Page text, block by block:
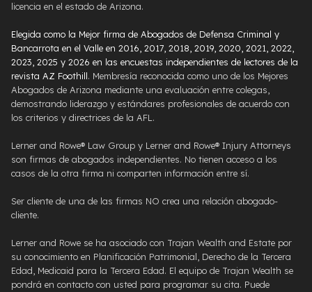
licencia en el estado de Arizona.
Elegida como la Mejor firma de Abogados de Defensa Criminal y
Bancarrota en el Valle en 2016, 2017, 2018, 2019, 2020, 2021, 2022,
2023, 2025 y 2026 en las encuestas independientes de lectores de la
revista AZ Foothill. Membresía reconocida como uno de los Mejores
Abogados de Arizona mediante una evaluación entre colegas,
demostrando liderazgo y estándares profesionales de acuerdo con
los criterios y directrices de la AFL.
Lerner and Rowe® Law Group y Lerner and Rowe® Injury Attorneys
son firmas de abogados independientes. No tienen acceso a los
casos de la otra firma ni comparten información entre sí.
Ser cliente de una de las firmas NO crea una relación abogado-
cliente.
Lerner and Rowe se ha asociado con Trajan Wealth and Estate por
su conocimiento en Planificación Patrimonial, Derecho de la Tercera
Edad, Medicaid para la Tercera Edad. El equipo de Trajan Wealth se
pondrá en contacto con usted para programar su cita. Puede